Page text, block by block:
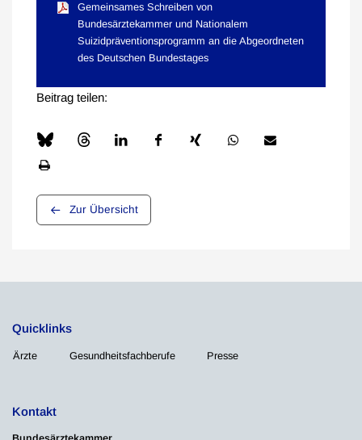
Gemeinsames Schreiben von
Bundesärztekammer und Nationalem
Suizidpräventionsprogramm an die Abgeordneten
des Deutschen Bundestages
Beitrag teilen:
Zur Übersicht
Quicklinks
Ärzte Gesundheitsfachberufe Presse
Kontakt
Bundesärztekammer